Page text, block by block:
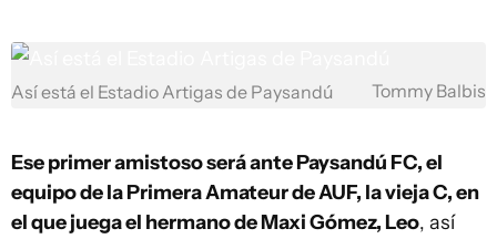
Así está el Estadio Artigas de Paysandú Tommy Balbis
Ese primer amistoso será ante Paysandú FC, el
equipo de la Primera Amateur de AUF, la vieja C, en
el que juega el hermano de Maxi Gómez, Leo, así